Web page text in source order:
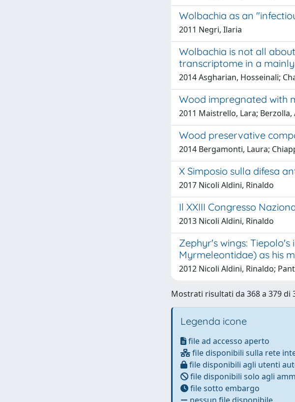
Wolbachia as an
2011 Negri, Ilaria
Wolbachia is not all
transcriptome in a
2014 Asgharian, Hosseinali;
Wood impregnated with
2011 Maistrello, Lara;
Wood preservative
2014 Bergamonti, Laura;
X Simposio sulla difesa
2017 Nicoli Aldini, Rinaldo
Il XXIII Congresso
2013 Nicoli Aldini, Rinaldo
Zephyr's wings:
Myrmeleontidae) as his
2012 Nicoli Aldini, Rinaldo;
Mostrati risultati da 368 a 379 di
Legenda icone
file ad accesso aperto
file disponibili sulla rete
file disponibili agli utenti
file disponibili solo agli
file sotto embargo